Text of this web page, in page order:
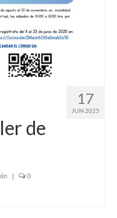
17
JUN 2025
de
| 0